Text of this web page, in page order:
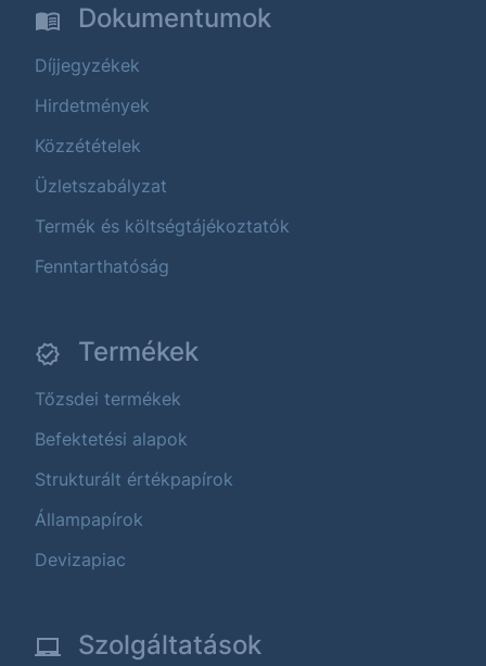
Dokumentumok
Díjjegyzékek
Hirdetmények
Közzétételek
Üzletszabályzat
Termék és költségtájékoztatók
Fenntarthatóság
Termékek
Tőzsdei termékek
Befektetési alapok
Strukturált értékpapírok
Állampapírok
Devizapiac
Szolgáltatások